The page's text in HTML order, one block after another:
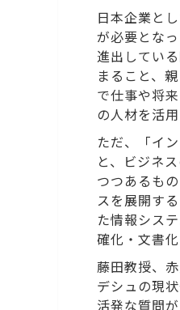
日本企業と
が必要とな
進出してい
まること、
で仕事や将
の人材を活
ただ、「イ
と、ビジネ
つつあるも
スを展開す
た情報シス
確化・文書
藤田教授、
デシュの現
活発な質問